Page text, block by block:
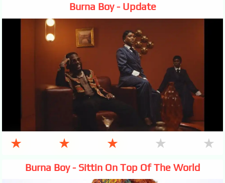
Burna Boy - Update
★ ★ ★ ★ ★
Burna Boy - Sittin On Top Of The World